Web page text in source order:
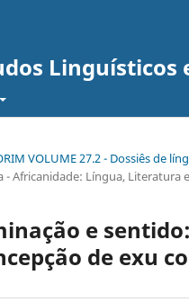
Linguísticos
VOLUME 27.2 - Dossiês de
- Africanidade: Língua, Literatura
e
de exu